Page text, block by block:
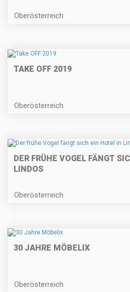
Oberösterreich
TAKE OFF 2019
Oberösterreich
DER FRÜHE VOGEL FÄNGT
LINDOS
Oberösterreich
30 JAHRE MÖBELIX
Oberösterreich